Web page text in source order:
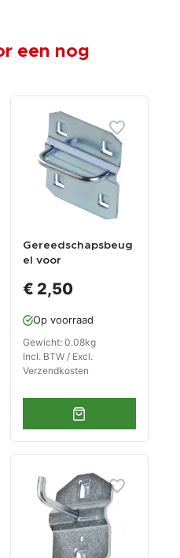
een nog
Gereedschapsbeug
el voor
en
€ 2,50
Op voorraad
Gewicht: 0.08kg
Incl. BTW / Excl.
Verzendkosten